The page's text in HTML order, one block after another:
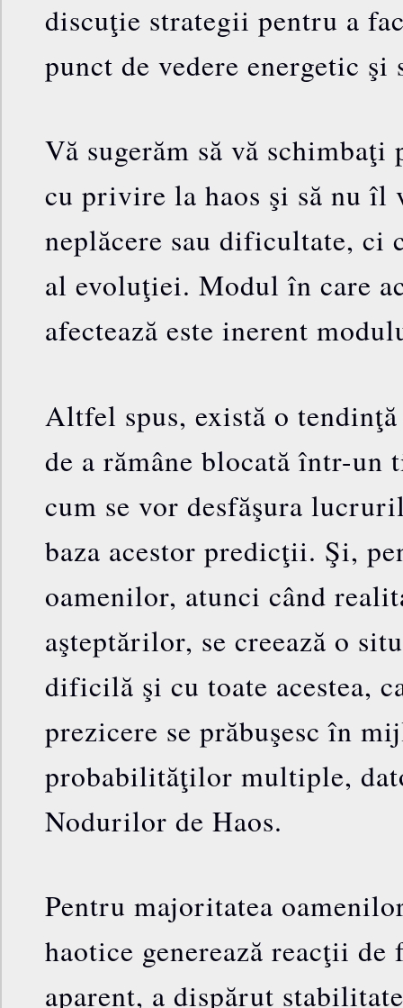
discuţie strategii pentru a
punct de vedere energetic
Vă sugerăm să vă schimbaţi
cu privire la haos şi să nu îl
neplăcere sau dificultate, ci
al evoluţiei. Modul în care
afectează este inerent
Altfel spus, există o
de a rămâne blocată într-un
cum se vor desfăşura
baza acestor predicţii. Şi,
oamenilor, atunci când
aşteptărilor, se creează o
dificilă şi cu toate acestea,
prezicere se prăbuşesc în
probabilităţilor multiple,
Nodurilor de Haos.
Pentru majoritatea
haotice generează reacţii de
aparent, a dispărut